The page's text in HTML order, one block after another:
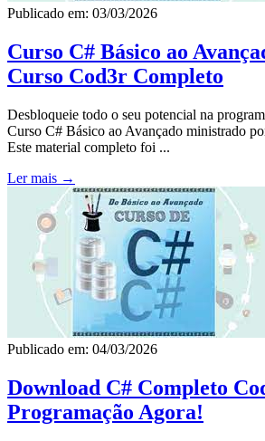
Publicado em: 03/03/2026
Curso C# Básico ao
Curso Cod3r Completo
Desbloqueie todo o seu potencial na
Curso C# Básico ao Avançado ministrado
Este material completo foi ...
Ler mais →
Publicado em: 04/03/2026
Download C# Completo
Programação Agora!